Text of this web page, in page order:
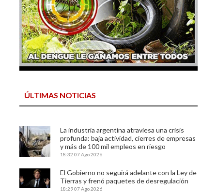
ÚLTIMAS NOTICIAS
La industria argentina atraviesa una crisis
profunda: baja actividad, cierres de empresas
y más de 100 mil empleos en riesgo
18:32 07 Ago 2026
El Gobierno no seguirá adelante con la Ley de
Tierras y frenó paquetes de desregulación
18:2907 Ago 2026